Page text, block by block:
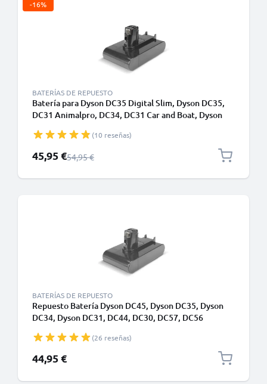
-16%
BATERÍAS DE REPUESTO
Batería para Dyson DC35 Digital Slim, Dyson DC35,
DC31 Animalpro, DC34, DC31 Car and Boat, Dyson
CELLONIC - Sólo apta para el tipo A - Batería de
encaje a presión
(10 reseñas)
Precio especial
45,95 €Precio normal
54,95 €
BATERÍAS DE REPUESTO
Repuesto Batería Dyson DC45, Dyson DC35, Dyson
DC34, Dyson DC31, DC44, DC30, DC57, DC56
encaje a presión - de CELLONIC
(26 reseñas)
44,95 €